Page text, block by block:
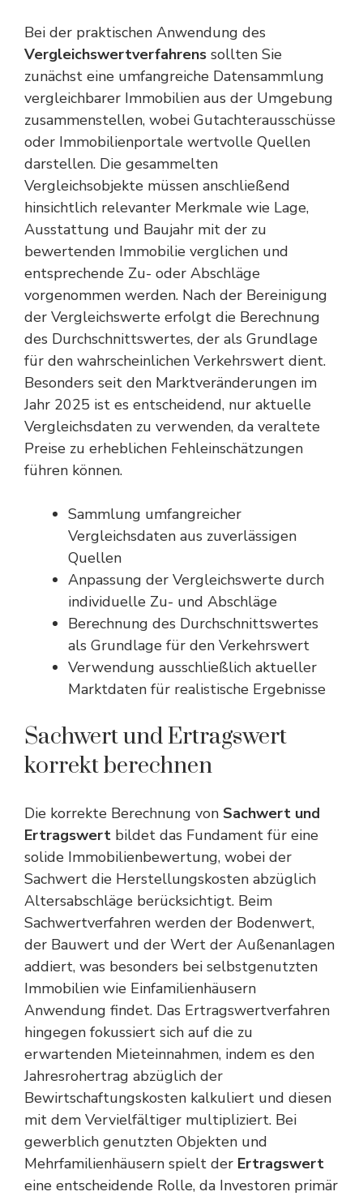
Bei der praktischen Anwendung des
Vergleichswertverfahrens sollten Sie
zunächst eine umfangreiche Datensammlung
vergleichbarer Immobilien aus der Umgebung
zusammenstellen, wobei Gutachterausschüsse
oder Immobilienportale wertvolle Quellen
darstellen. Die gesammelten
Vergleichsobjekte müssen anschließend
hinsichtlich relevanter Merkmale wie Lage,
Ausstattung und Baujahr mit der zu
bewertenden Immobilie verglichen und
entsprechende Zu- oder Abschläge
vorgenommen werden. Nach der Bereinigung
der Vergleichswerte erfolgt die Berechnung
des Durchschnittswertes, der als Grundlage
für den wahrscheinlichen Verkehrswert dient.
Besonders seit den Marktveränderungen im
Jahr 2025 ist es entscheidend, nur aktuelle
Vergleichsdaten zu verwenden, da veraltete
Preise zu erheblichen Fehleinschätzungen
führen können.
Sammlung umfangreicher
Vergleichsdaten aus zuverlässigen
Quellen
Anpassung der Vergleichswerte durch
individuelle Zu- und Abschläge
Berechnung des Durchschnittswertes
als Grundlage für den Verkehrswert
Verwendung ausschließlich aktueller
Marktdaten für realistische Ergebnisse
Sachwert und Ertragswert
korrekt berechnen
Die korrekte Berechnung von Sachwert und
Ertragswert bildet das Fundament für eine
solide Immobilienbewertung, wobei der
Sachwert die Herstellungskosten abzüglich
Altersabschläge berücksichtigt. Beim
Sachwertverfahren werden der Bodenwert,
der Bauwert und der Wert der Außenanlagen
addiert, was besonders bei selbstgenutzten
Immobilien wie Einfamilienhäusern
Anwendung findet. Das Ertragswertverfahren
hingegen fokussiert sich auf die zu
erwartenden Mieteinnahmen, indem es den
Jahresrohertrag abzüglich der
Bewirtschaftungskosten kalkuliert und diesen
mit dem Vervielfältiger multipliziert. Bei
gewerblich genutzten Objekten und
Mehrfamilienhäusern spielt der Ertragswert
eine entscheidende Rolle, da Investoren primär